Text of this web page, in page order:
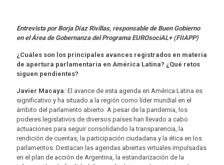
Entrevista por Borja Díaz Rivillas, responsable de Buen Gobierno
en el Área de Gobernanza del Programa EUROsociAL+ (FIIAPP)
¿Cuáles son los principales avances registrados en materia
de apertura parlamentaria en América Latina? ¿Qué retos
siguen pendientes?
Javier Macaya: El avance de esta agenda en América Latina es
significativo y ha situado a la región como líder mundial en el
ámbito del parlamento abierto. A pesar de la pandemia, los
poderes legislativos de diversos países han llevado a cabo
actuaciones para seguir consolidando la transparencia, la
rendición de cuentas, la participación ciudadana y la ética en los
parlamentos. Destacan las agendas abiertas virtuales impulsadas
en el plan de acción de Argentina, la estandarización de la